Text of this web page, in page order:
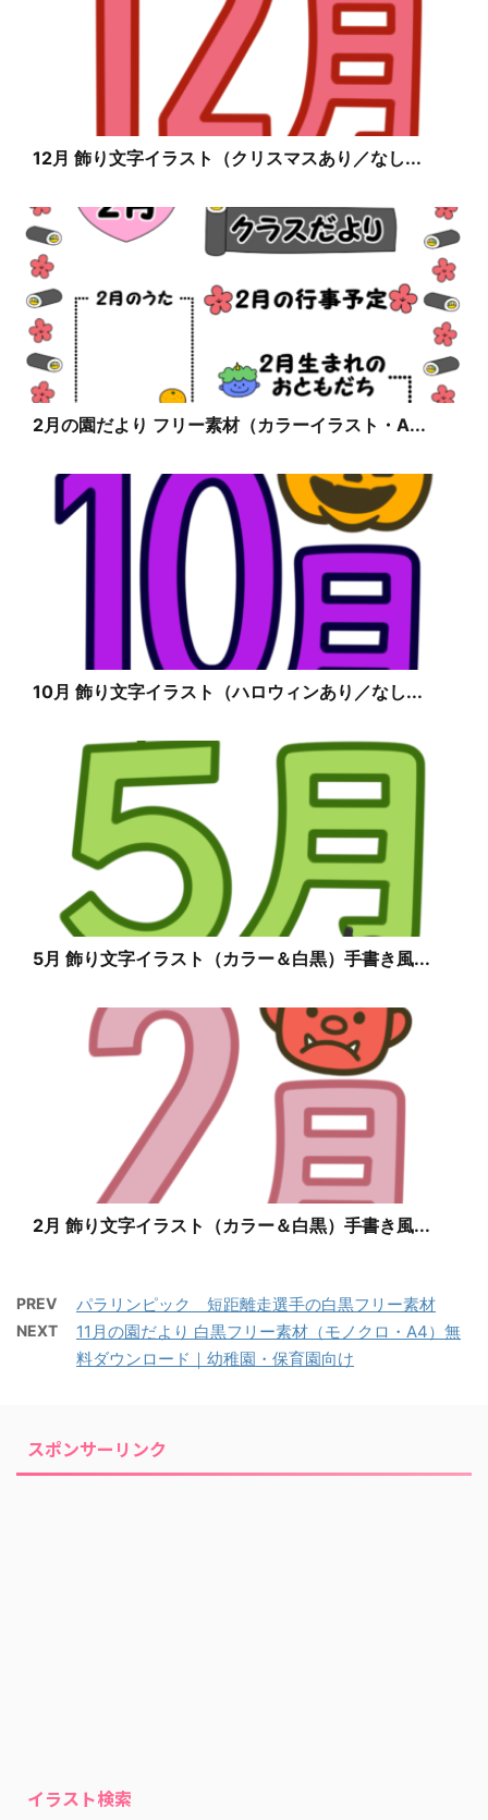
12月 飾り文字イラスト（クリスマスあり／なし...
2月の園だより フリー素材（カラーイラスト・A...
10月 飾り文字イラスト（ハロウィンあり／なし...
5月 飾り文字イラスト（カラー＆白黒）手書き風...
2月 飾り文字イラスト（カラー＆白黒）手書き風...
PREV パラリンピック 短距離走選手の白黒フリー素材
NEXT
11月の園だより 白黒フリー素材（モノクロ・A4）無
料ダウンロード｜幼稚園・保育園向け
スポンサーリンク
イラスト検索